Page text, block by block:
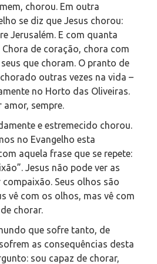
chorou. Em outra
se diz que Jesus chorou:
Jerusalém. E com quanta
de coração, chora com
que choram. O pranto de
outras vezes na vida –
no Horto das Oliveiras.
amor, sempre.
e estremecido chorou.
no Evangelho esta
aquela frase que se repete:
Jesus não pode ver as
Seus olhos são
vê com os olhos, mas vê com
chorar.
que sofre tanto, de
as consequências desta
sou capaz de chorar,